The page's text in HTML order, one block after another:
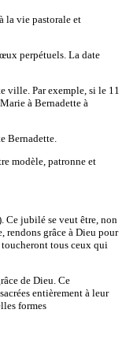
la vie pastorale et
perpétuels. La date
ville. Par exemple, si le 11
à Bernadette à
Bernadette.
modèle, patronne et
Ce jubilé se veut être, non
rendons grâce à Dieu pour
toucheront tous ceux qui
de Dieu. Ce
entièrement à leur
formes